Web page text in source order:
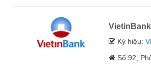
Ký hiệu:
Số 92,